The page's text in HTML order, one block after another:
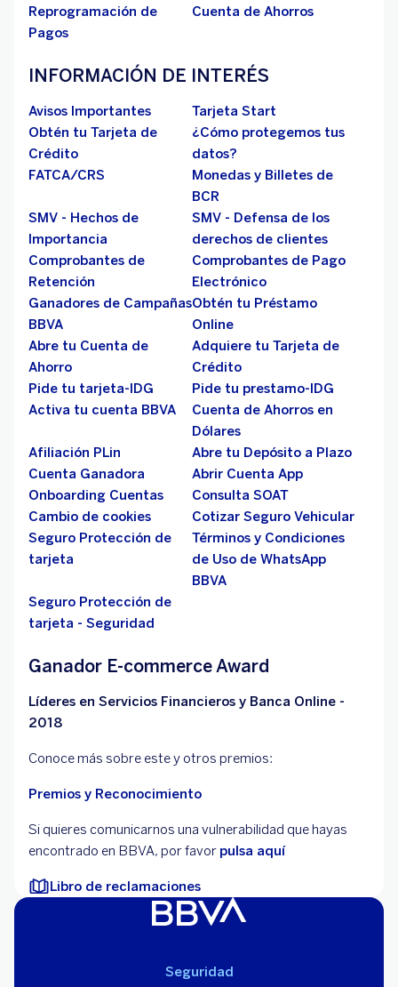
Reprogramación de
Pagos
Cuenta de Ahorros
INFORMACIÓN DE INTERÉS
Avisos Importantes
Tarjeta Start
Obtén tu Tarjeta de
Crédito
¿Cómo protegemos tus
datos?
FATCA/CRS
Monedas y Billetes de
BCR
SMV - Hechos de
Importancia
SMV - Defensa de los
derechos de clientes
Comprobantes de
Retención
Comprobantes de Pago
Electrónico
Ganadores de Campañas
BBVA
Obtén tu Préstamo
Online
Abre tu Cuenta de
Ahorro
Adquiere tu Tarjeta de
Crédito
Pide tu tarjeta-IDG
Pide tu prestamo-IDG
Activa tu cuenta BBVA
Cuenta de Ahorros en
Dólares
Afiliación PLin
Abre tu Depósito a Plazo
Cuenta Ganadora
Abrir Cuenta App
Onboarding Cuentas
Consulta SOAT
Cambio de cookies
Cotizar Seguro Vehicular
Seguro Protección de
tarjeta
Términos y Condiciones
de Uso de WhatsApp
BBVA
Seguro Protección de
tarjeta - Seguridad
Ganador E-commerce Award
Líderes en Servicios Financieros y Banca Online -
2018
Conoce más sobre este y otros premios:
Premios y Reconocimiento
Si quieres comunicarnos una vulnerabilidad que hayas
encontrado en BBVA, por favor pulsa aquí
Libro de reclamaciones
Seguridad